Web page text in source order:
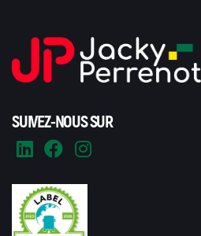
SUIVEZ-NOUS SUR